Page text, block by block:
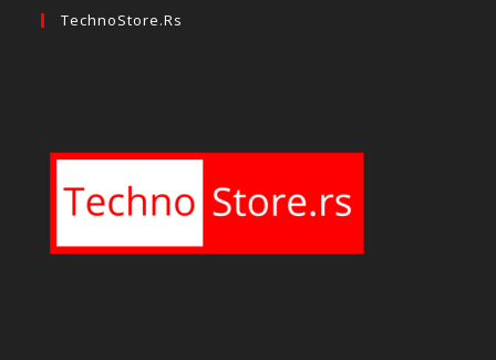
TechnoStore.rs